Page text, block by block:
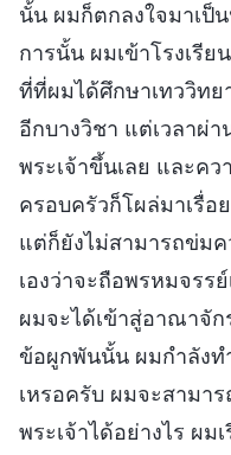
นั้น ผมก็ตกลงใจมาเป็
การนั้น ผมเข้าโรงเรี
ที่ที่ผมได้ศึกษาเทววิทย
อีกบางวิชา แต่เวลาผ่
พระเจ้าขึ้นเลย และค
ครอบครัวก็โผล่มาเรื่อ
แต่ก็ยังไม่สามารถข่ม
เองว่าจะถือพรหมจรร
ผมจะได้เข้าสู่อาณาจั
ข้อผูกพันนั้น ผมกำลังท
เหรอครับ ผมจะสามา
พระเจ้าได้อย่างไร ผม